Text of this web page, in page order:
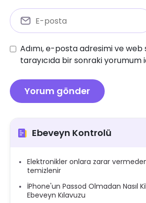
Adımı, e-posta adresimi ve web
tarayıcıda bir sonraki yorumum
Ebeveyn Kontrolü
Elektronikler onlara zarar
temizlenir
İPhone'un Passod Olmadan Nasıl
Ebeveyn Kılavuzu